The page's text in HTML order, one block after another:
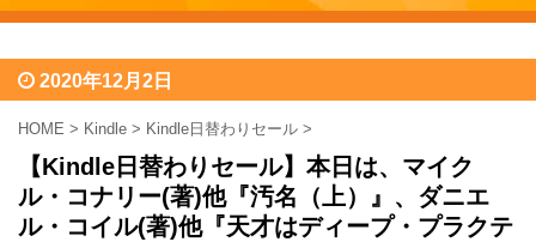
2020年12月2日
HOME > Kindle > Kindle日替わりセール >
【Kindle日替わりセール】本日は、マイク
ル・コナリー(著)他『汚名（上）』、ダニエ
ル・コイル(著)他『天才はディープ・プラクテ